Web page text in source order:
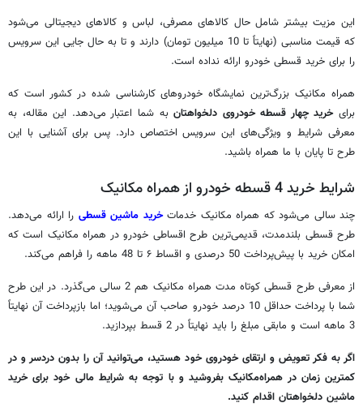
این مزیت بیشتر شامل حال کالاهای مصرفی، لباس و کالاهای دیجیتالی می‌شود
که قیمت مناسبی (نهایتاً تا 10 میلیون تومان) دارند و تا به حال جایی این سرویس
را برای خرید قسطی خودرو ارائه نداده است.
همراه مکانیک بزرگ‌ترین نمایشگاه خودروهای کارشناسی شده در کشور است که
برایخرید چهار قسطه خودروی دلخواهتانبه شما اعتبار می‌دهد. این مقاله، به
معرفی شرایط و ویژگی‌های این سرویس اختصاص دارد. پس برای آشنایی با این
طرح تا پایان با ما همراه باشید.
شرایط خرید 4 قسطه خودرو از همراه مکانیک
چند سالی می‌شود که همراه مکانیک خدماتخرید ماشین قسطی را ارائه می‌دهد.
طرح قسطی بلندمدت، قدیمی‌ترین طرح اقساطی خودرو در همراه مکانیک است که
امکان خرید با پیش‌پرداخت 50 درصدی و اقساط ۶ تا 48 ماهه را فراهم می‌کند.
از معرفی طرح قسطی کوتاه مدت همراه مکانیک هم 2 سالی می‌گذرد. در این طرح
شما با پرداخت حداقل 10 درصد خودرو صاحب آن می‌شوید؛ اما بازپرداخت آن نهایتاً
3 ماهه است و مابقی مبلغ را باید نهایتاً در 2 قسط بپردازید.
اگر به فکر تعویض و ارتقای خودروی خود هستید، می‌توانید آن را بدون دردسر و در
کمترین زمان در همراه‌مکانیک بفروشید و با توجه به شرایط مالی خود برای خرید
ماشین دلخواهتان اقدام کنید.